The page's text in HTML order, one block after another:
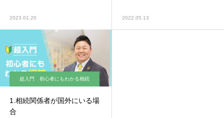
2023.01.20 2022.05.13
超入門 初心者にもわかる相続
1.相続関係者が国外にいる場
合